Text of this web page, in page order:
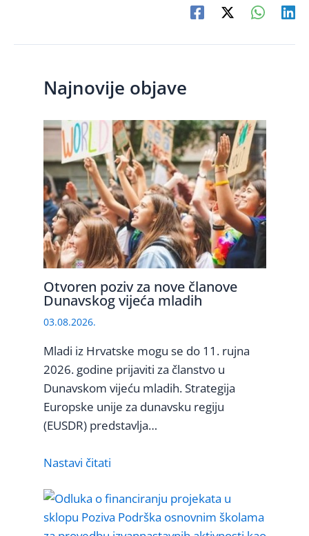
Najnovije objave
Otvoren poziv za nove članove
Dunavskog vijeća mladih
03.08.2026.
Mladi iz Hrvatske mogu se do 11. rujna
2026. godine prijaviti za članstvo u
Dunavskom vijeću mladih. Strategija
Europske unije za dunavsku regiju
(EUSDR) predstavlja…
Nastavi čitati